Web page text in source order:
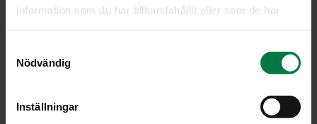
information som du har tillhandahållit eller som de har
Nödvändig
Inställningar
Vinkki:
Tomaattikastiketta kannattaa valmistaa kerralla iso